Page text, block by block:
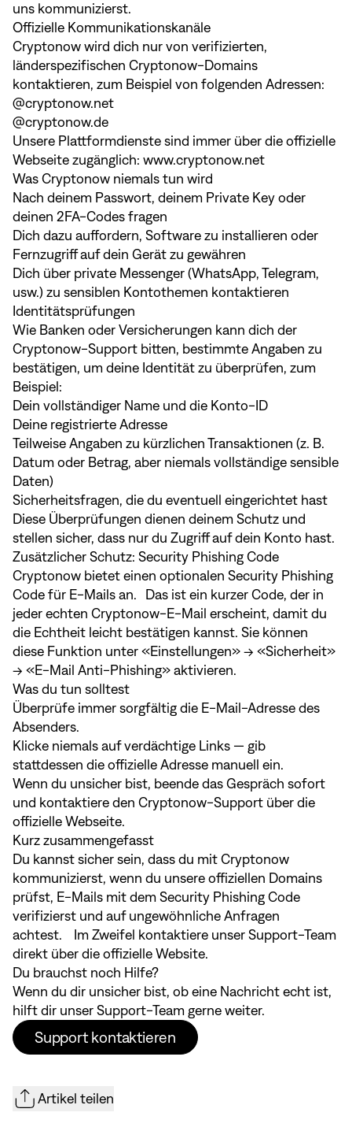
uns kommunizierst.
Offizielle Kommunikationskanäle
Cryptonow wird dich nur von verifizierten,
länderspezifischen Cryptonow-Domains
kontaktieren, zum Beispiel von folgenden Adressen:
@cryptonow.net
@cryptonow.de
Unsere Plattformdienste sind immer über die offizielle
Webseite zugänglich: www.cryptonow.net
Was Cryptonow niemals tun wird
Nach deinem Passwort, deinem Private Key oder
deinen 2FA-Codes fragen
Dich dazu auffordern, Software zu installieren oder
Fernzugriff auf dein Gerät zu gewähren
Dich über private Messenger (WhatsApp, Telegram,
usw.) zu sensiblen Kontothemen kontaktieren
Identitätsprüfungen
Wie Banken oder Versicherungen kann dich der
Cryptonow-Support bitten, bestimmte Angaben zu
bestätigen, um deine Identität zu überprüfen, zum
Beispiel:
Dein vollständiger Name und die Konto-ID
Deine registrierte Adresse
Teilweise Angaben zu kürzlichen Transaktionen (z. B.
Datum oder Betrag, aber niemals vollständige sensible
Daten)
Sicherheitsfragen, die du eventuell eingerichtet hast
Diese Überprüfungen dienen deinem Schutz und
stellen sicher, dass nur du Zugriff auf dein Konto hast.
Zusätzlicher Schutz: Security Phishing Code
Cryptonow bietet einen optionalen Security Phishing
Code für E-Mails an. Das ist ein kurzer Code, der in
jeder echten Cryptonow-E-Mail erscheint, damit du
die Echtheit leicht bestätigen kannst. Sie können
diese Funktion unter «Einstellungen» → «Sicherheit»
→ «E-Mail Anti-Phishing» aktivieren.
Was du tun solltest
Überprüfe immer sorgfältig die E-Mail-Adresse des
Absenders.
Klicke niemals auf verdächtige Links — gib
stattdessen die offizielle Adresse manuell ein.
Wenn du unsicher bist, beende das Gespräch sofort
und kontaktiere den Cryptonow-Support über die
offizielle Webseite.
Kurz zusammengefasst
Du kannst sicher sein, dass du mit Cryptonow
kommunizierst, wenn du unsere offiziellen Domains
prüfst, E-Mails mit dem Security Phishing Code
verifizierst und auf ungewöhnliche Anfragen
achtest. Im Zweifel kontaktiere unser Support-Team
direkt über die offizielle Website.
Du brauchst noch Hilfe?
Wenn du dir unsicher bist, ob eine Nachricht echt ist,
hilft dir unser Support-Team gerne weiter.
Support kontaktieren
Artikel teilen